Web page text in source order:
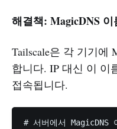
해결책: MagicDNS 이
Tailscale은 각 기기에
합니다. IP 대신 이 이
접속됩니다.
# 서버에서 MagicDNS